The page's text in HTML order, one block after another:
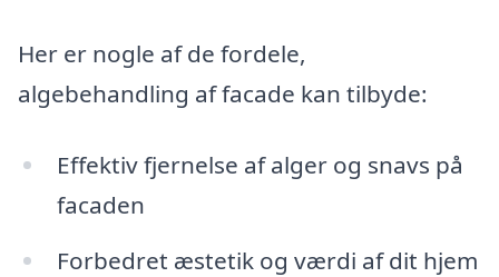
Her er nogle af de fordele,
algebehandling af facade kan tilbyde:
Effektiv fjernelse af alger og snavs på
facaden
Forbedret æstetik og værdi af dit hjem